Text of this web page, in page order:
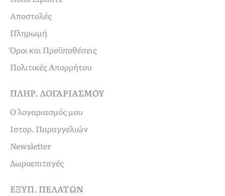
Αποστολές
Πληρωμή
Όροι και Προϋποθέσεις
Πολιτικές Απορρήτου
ΠΛΗΡ. ΛΟΓΑΡΙΑΣΜΟΎ
Ο λογαριασμός μου
Ιστορ. Παραγγελιών
Newsletter
Δωροεπιταγές
ΕΞΥΠ. ΠΕΛΑΤΏΝ